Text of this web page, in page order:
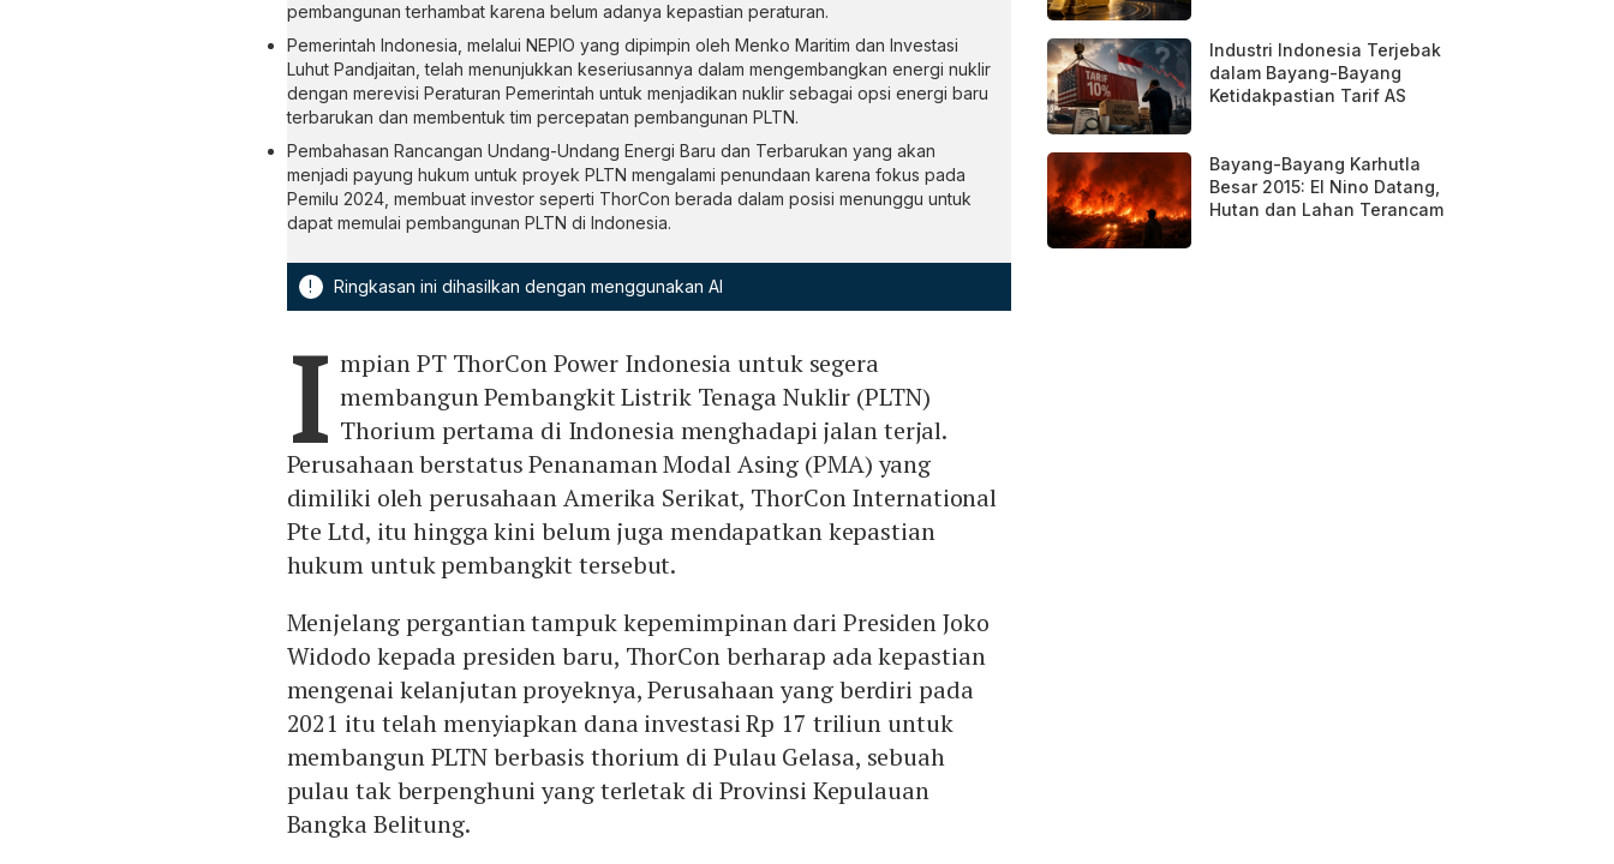
pembangunan terhambat karena belum adanya kepastian peraturan.
Pemerintah Indonesia, melalui NEPIO yang dipimpin oleh Menko Maritim dan Investasi
Luhut Pandjaitan, telah menunjukkan keseriusannya dalam mengembangkan energi nuklir
dengan merevisi Peraturan Pemerintah untuk menjadikan nuklir sebagai opsi energi baru
terbarukan dan membentuk tim percepatan pembangunan PLTN.
Pembahasan Rancangan Undang-Undang Energi Baru dan Terbarukan yang akan
menjadi payung hukum untuk proyek PLTN mengalami penundaan karena fokus pada
Pemilu 2024, membuat investor seperti ThorCon berada dalam posisi menunggu untuk
dapat memulai pembangunan PLTN di Indonesia.
! Ringkasan ini dihasilkan dengan menggunakan AI
I mpian PT ThorCon Power Indonesia untuk segera
membangun Pembangkit Listrik Tenaga Nuklir (PLTN)
Thorium pertama di Indonesia menghadapi jalan terjal.
Perusahaan berstatus Penanaman Modal Asing (PMA) yang
dimiliki oleh perusahaan Amerika Serikat, ThorCon International
Pte Ltd, itu hingga kini belum juga mendapatkan kepastian
hukum untuk pembangkit tersebut.
Menjelang pergantian tampuk kepemimpinan dari Presiden Joko
Widodo kepada presiden baru, ThorCon berharap ada kepastian
mengenai kelanjutan proyeknya, Perusahaan yang berdiri pada
2021 itu telah menyiapkan dana investasi Rp 17 triliun untuk
membangun PLTN berbasis thorium di Pulau Gelasa, sebuah
pulau tak berpenghuni yang terletak di Provinsi Kepulauan
Bangka Belitung.
Industri Indonesia Terjebak
dalam Bayang-Bayang
Ketidakpastian Tarif AS
Bayang-Bayang Karhutla
Besar 2015: El Nino Datang,
Hutan dan Lahan Terancam